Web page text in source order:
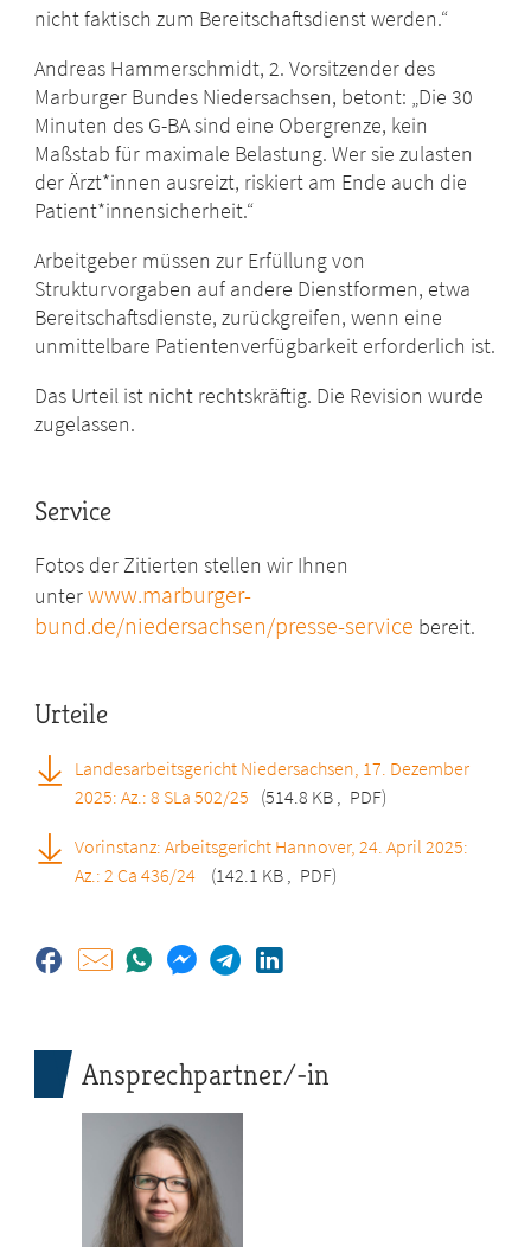
nicht faktisch zum Bereitschaftsdienst werden.“
Andreas Hammerschmidt, 2. Vorsitzender des
Marburger Bundes Niedersachsen, betont: „Die 30
Minuten des G-BA sind eine Obergrenze, kein
Maßstab für maximale Belastung. Wer sie zulasten
der Ärzt*innen ausreizt, riskiert am Ende auch die
Patient*innensicherheit.“
Arbeitgeber müssen zur Erfüllung von
Strukturvorgaben auf andere Dienstformen, etwa
Bereitschaftsdienste, zurückgreifen, wenn eine
unmittelbare Patientenverfügbarkeit erforderlich ist.
Das Urteil ist nicht rechtskräftig. Die Revision wurde
zugelassen.
Service
Fotos der Zitierten stellen wir Ihnen
unterwww.marburger-
bund.de/niedersachsen/presse-service bereit.
Urteile
Landesarbeitsgericht Niedersachsen, 17. Dezember
2025: Az.: 8 SLa 502/25 (514.8 KB , PDF)
Vorinstanz: Arbeitsgericht Hannover, 24. April 2025:
Az.: 2 Ca 436/24
(142.1 KB , PDF)
Ansprechpartner/-in